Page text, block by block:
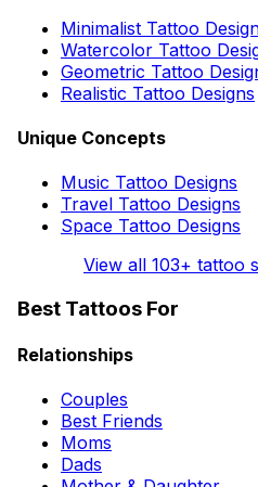
Minimalist Tattoo
Watercolor Tattoo
Geometric Tattoo
Realistic Tattoo Designs
Unique Concepts
Music Tattoo Designs
Travel Tattoo Designs
Space Tattoo Designs
View all 103+ tattoo
Best Tattoos For
Relationships
Couples
Best Friends
Moms
Dads